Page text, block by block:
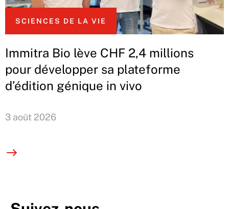
SCIENCES DE LA VIE
Immitra Bio lève CHF 2,4 millions
pour développer sa plateforme
d’édition génique in vivo
3 août 2026